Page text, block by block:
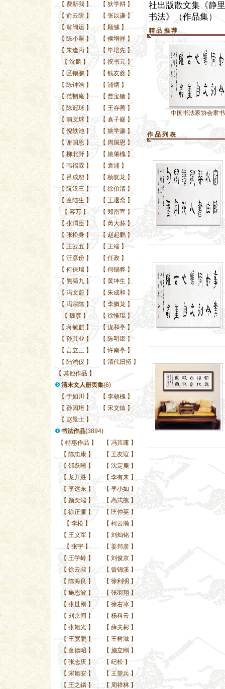
【 费新我 】 【 狄学耕 】
【 俞云阶 】 【 张以谦 】
【 翁闿运 】 【 顾缄 】
【 陈小翠 】 【 侯增祥 】
【 朱逢丙 】 【 毕培先 】
【 沈麟 】 【 祝书元 】
【 区锡鹏 】 【 钱友夔 】
【 陈钟浩 】 【 浦炳 】
【 范韧庵 】 【 曹宝镛 】
【 陈冠球 】 【 王存善 】
【 浦文球 】 【 袁子嶷 】
【 倪轶池 】 【 姚学濂 】
【 谢国恩 】 【 周国恩 】
【 柳北野 】 【 姚肇槐 】
【 韦福霖 】 【 袁浦 】
【 吕成恕 】 【 杨犹龙 】
【 阮汉三 】 【 徐伯清 】
【 童陆生 】 【 王退斋 】
【 容万 】 【 郑南宣 】
【 张渭臣 】 【 芮大荪 】
【 张松身 】 【 赵起鹏 】
【 王云五 】 【 王端 】
【 汪彦份 】 【 任政 】
【 何保瑞 】 【 何锡骅 】
【 熊菊九 】 【 黄坤生 】
【 冯文蔚 】 【 朱成和 】
【 冯宗陈 】 【 李猶龙 】
【 魏彦 】 【 徐惟琨 】
【 蒋毓麒 】 【 泷和亭 】
【 孙其业 】 【 陈明鑑 】
【 言立三 】 【 许南亭 】
【 陆鸿仪 】 【 清代旧拓 】
【 其他作品 】
清末文人册页集(6)
【 于如川 】 【 李朝槐 】
【 孙因培 】 【 宋文灿 】
【 赵景士 】
书法作品(3894)
【 特惠作品】 【 冯其庸 】
【 陈忠康】 【 王友谊 】
【 邵跃晰】 【 沈定庵 】
【 龙开胜】 【 李有来 】
【 李远东】 【 李小如 】
【 颜奕端】 【 高式熊 】
【 徐正濂】 【 匡仲英 】
【 李松】 【 柯云瀚 】
【 王义军】 【 刘灿铭 】
【 张宇】 【 姜邦彦 】
【 王学岭】 【 刘俊京 】
【 徐云叔 】 【 曾锦溪 】
【 陈海良 】 【 徐利明 】
【 施恩波】 【 张羽翔 】
【 张世刚 】 【 徐右冰 】
【 刘京闻 】 【 杨科云 】
【 张旭光】 【 薛夫彬 】
【 王宽鹏】 【 王树滋 】
【 童德昭 】 【 施立刚 】
【 张志庆】 【 纪松 】
【 宋旭安】 【 王堂兵 】
【 王之鏻】 【 周祥林 】
社出版散文集《静
书法》（作品集）
精 品 推 荐
中国书法家协会隶书委
作 品 列 表